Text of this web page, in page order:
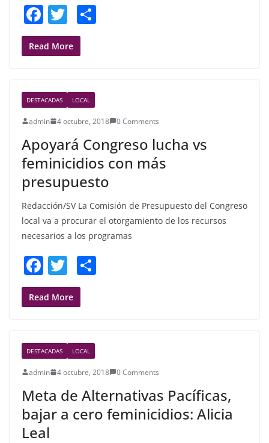
F
a
c
b
o
o
k
T
w
itt
Read More
DESTACADAS LOCAL
admin 4 octubre, 2018 0 Comments
Apoyará Congreso lucha vs
feminicidios con más
presupuesto
Redacción/SV La Comisión de Presupuesto del Congreso
local va a procurar el otorgamiento de los recursos
necesarios a los programas
F
a
c
b
o
o
k
T
w
itt
Read More
DESTACADAS LOCAL
admin 4 octubre, 2018 0 Comments
Meta de Alternativas Pacíficas,
bajar a cero feminicidios: Alicia
Leal